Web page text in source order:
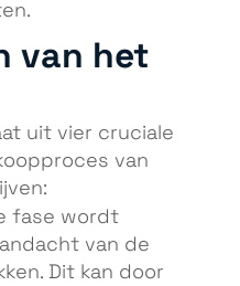
van het
uit vier cruciale
van
fase wordt
van de
Dit kan door